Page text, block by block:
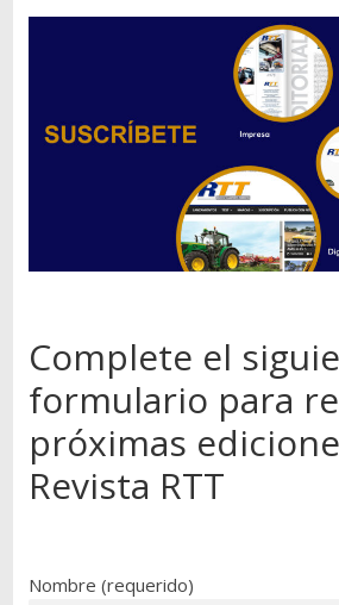
motos,
del
Complete el
formulario para
próximas
Revista RTT
Nombre (requerido)